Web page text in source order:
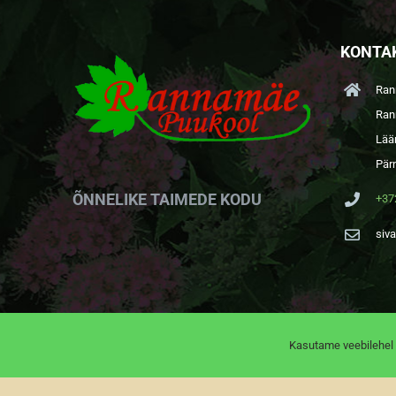
ÕNNELIKE TAIMEDE KODU
Rannamäe Puukool |Andmekaitsetingimused
Kasutame